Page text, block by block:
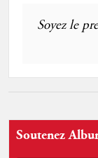
Soyez le
Soutenez